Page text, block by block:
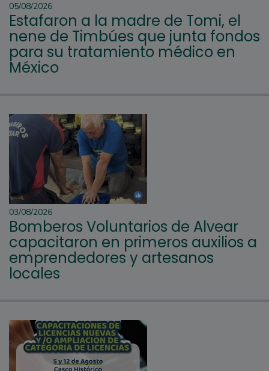
05/08/2026
Estafaron a la madre de Tomi, el
nene de Timbúes que junta fondos
para su tratamiento médico en
México
03/08/2026
Bomberos Voluntarios de Alvear
capacitaron en primeros auxilios a
emprendedores y artesanos
locales